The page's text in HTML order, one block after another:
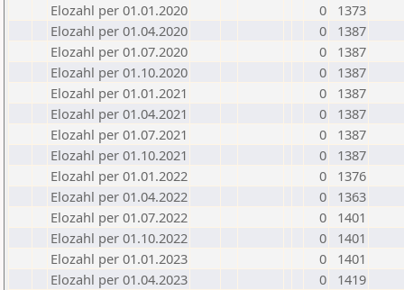
Elozahl per 01.01.2020
0
1373
Elozahl per 01.04.2020
0
1387
Elozahl per 01.07.2020
0
1387
Elozahl per 01.10.2020
0
1387
Elozahl per 01.01.2021
0
1387
Elozahl per 01.04.2021
0
1387
Elozahl per 01.07.2021
0
1387
Elozahl per 01.10.2021
0
1387
Elozahl per 01.01.2022
0
1376
Elozahl per 01.04.2022
0
1363
Elozahl per 01.07.2022
0
1401
Elozahl per 01.10.2022
0
1401
Elozahl per 01.01.2023
0
1401
Elozahl per 01.04.2023
0
1419